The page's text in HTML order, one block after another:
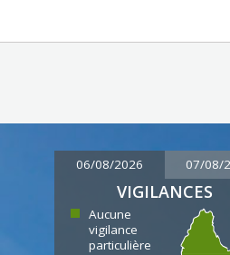
06/08/2026 07/08/
VIGILANCES
Aucune
vigilance
particulière